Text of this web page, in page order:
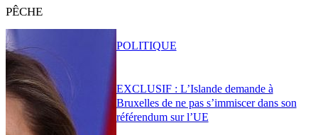
PÊCHE
EXCLUSIF : L’Islande demande à
Bruxelles de ne pas s’immiscer dans son
référendum sur l’UE
POLITIQUE